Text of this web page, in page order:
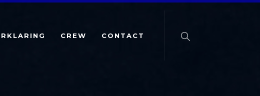
CREW CONTACT